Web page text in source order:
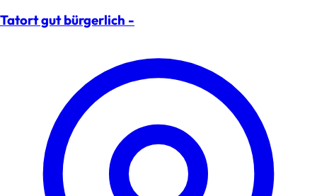
Tatort gut bürgerlich -